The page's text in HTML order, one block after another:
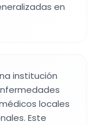
en
institución
locales
Este